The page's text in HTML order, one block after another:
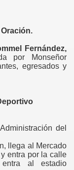
Oración.
Fernández,
por Monseñor
egresados y
del
, llega al Mercado
entra por la calle
al estadio